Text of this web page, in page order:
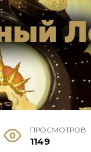
ПРОСМОТРОВ
1149